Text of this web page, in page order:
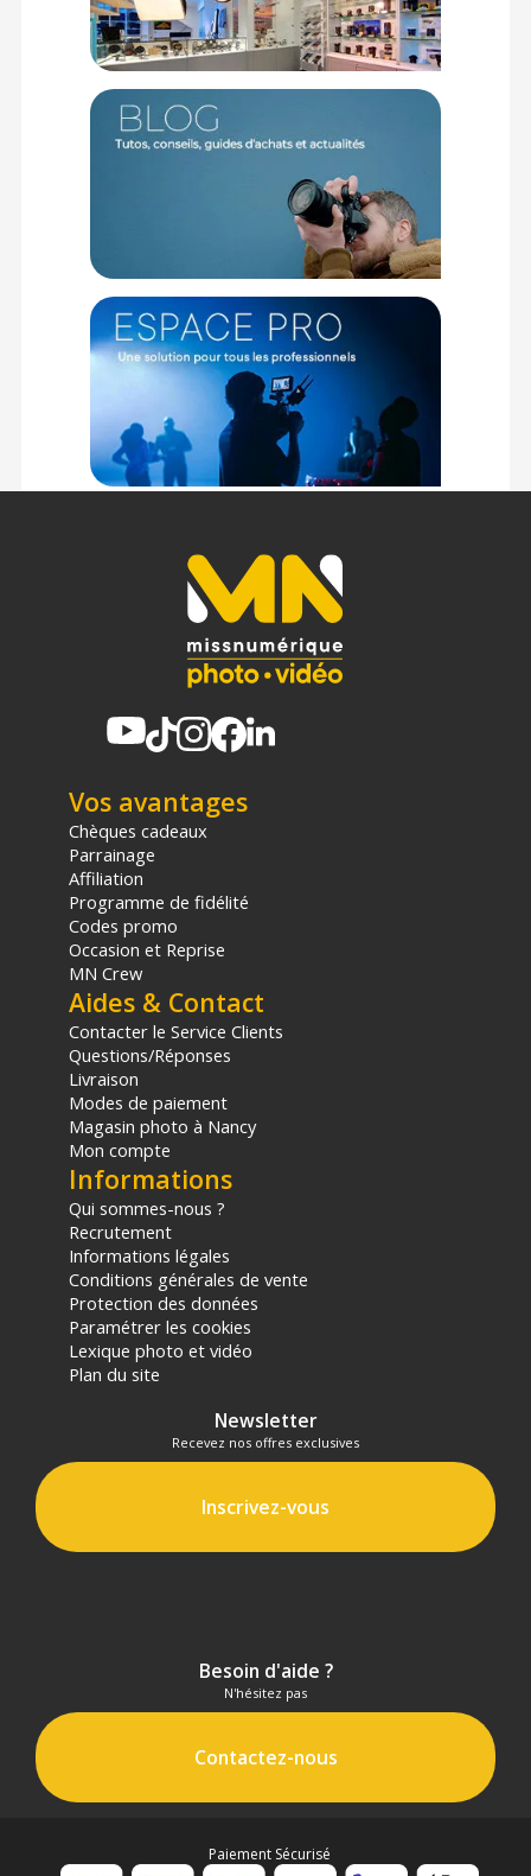
Vos avantages
Chèques cadeaux
Parrainage
Affiliation
Programme de fidélité
Codes promo
Occasion et Reprise
MN Crew
Aides & Contact
Contacter le Service Clients
Questions/Réponses
Livraison
Modes de paiement
Magasin photo à Nancy
Mon compte
Informations
Qui sommes-nous ?
Recrutement
Informations légales
Conditions générales de vente
Protection des données
Paramétrer les cookies
Lexique photo et vidéo
Plan du site
Newsletter
Recevez nos offres exclusives
Inscrivez-vous
Besoin d'aide ?
N'hésitez pas
Contactez-nous
Paiement Sécurisé